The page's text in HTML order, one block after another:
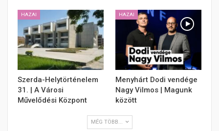
HAZAI
Szerda-Helytörténelem
31. | A Városi
Művelődési Központ
HAZAI
Menyhárt Dodi vendége
Nagy Vilmos | Magunk
között
MÉG TÖBB...